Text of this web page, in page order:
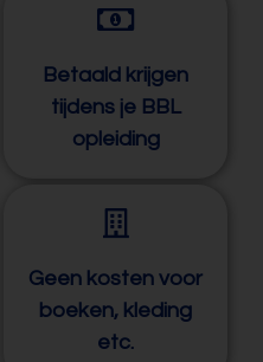
Betaald krijgen
tijdens je BBL
opleiding
Geen kosten voor
boeken, kleding
etc.